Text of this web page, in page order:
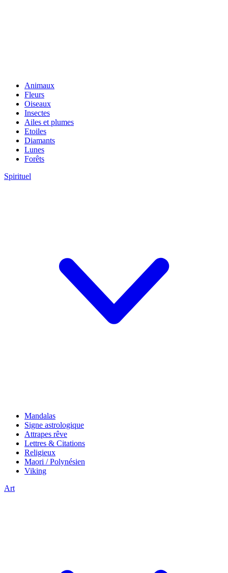
Animaux
Fleurs
Oiseaux
Insectes
Ailes et plumes
Etoiles
Diamants
Lunes
Forêts
Spirituel
Mandalas
Signe astrologique
Attrapes rêve
Lettres & Citations
Religieux
Maori / Polynésien
Viking
Art